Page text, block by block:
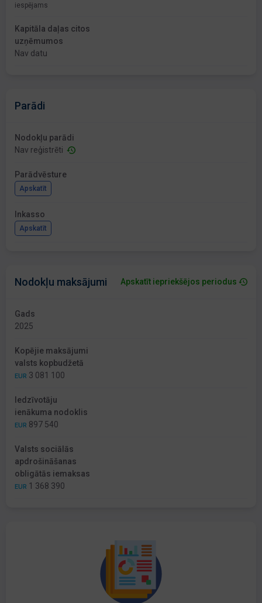
iespējams
Kapitāla daļas citos
uzņēmumos
Nav datu
Parādi
Nodokļu parādi
Nav reģistrēti
Parādvēsture
Apskatīt
Inkasso
Apskatīt
Nodokļu maksājumi Apskatīt iepriekšējos periodus
Gads
2025
Kopējie maksājumi
valsts kopbudžetā
EUR 3 081 100
Iedzīvotāju
ienākuma nodoklis
EUR 897 540
Valsts sociālās
apdrošināšanas
obligātās iemaksas
EUR 1 368 390